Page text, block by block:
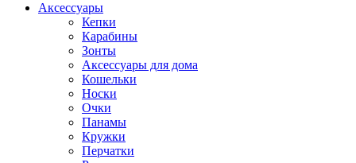
Аксессуары
Кепки
Карабины
Зонты
Аксессуары для дома
Кошельки
Носки
Очки
Панамы
Кружки
Перчатки